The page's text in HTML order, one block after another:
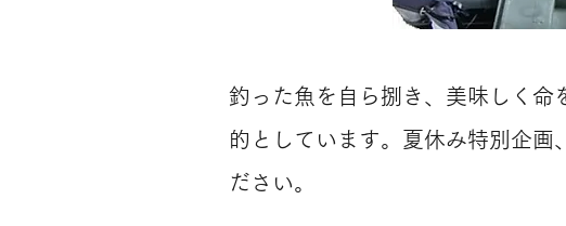
釣った魚を自ら捌き、美味しく命
的としています​。夏休み特別企画
ださい。